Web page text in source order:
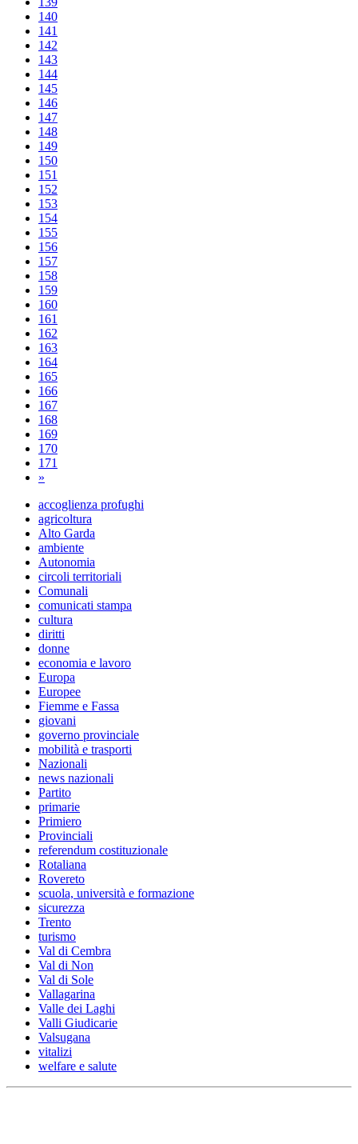
140
141
142
143
144
145
146
147
148
149
150
151
152
153
154
155
156
157
158
159
160
161
162
163
164
165
166
167
168
169
170
171
»
accoglienza profughi
agricoltura
Alto Garda
ambiente
Autonomia
circoli territoriali
Comunali
comunicati stampa
cultura
diritti
donne
economia e lavoro
Europa
Europee
Fiemme e Fassa
giovani
governo provinciale
mobilità e trasporti
Nazionali
news nazionali
Partito
primarie
Primiero
Provinciali
referendum costituzionale
Rotaliana
Rovereto
scuola, università e formazione
sicurezza
Trento
turismo
Val di Cembra
Val di Non
Val di Sole
Vallagarina
Valle dei Laghi
Valli Giudicarie
Valsugana
vitalizi
welfare e salute